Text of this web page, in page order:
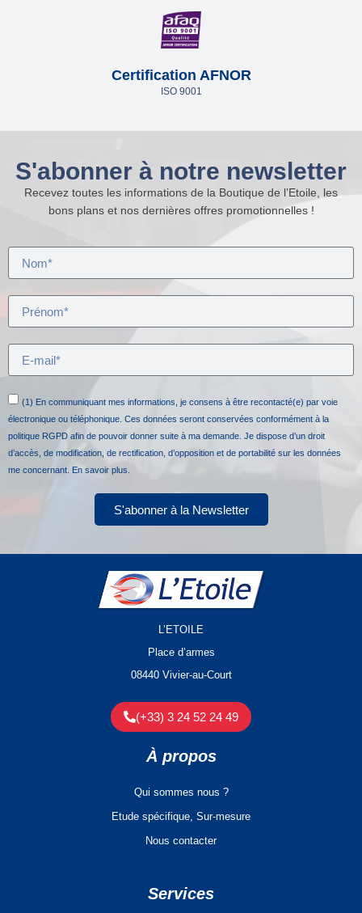
Certification AFNOR
ISO 9001
S'abonner à notre newsletter
Recevez toutes les informations de la Boutique de l’Etoile, les
bons plans et nos dernières offres promotionnelles !
(1) En communiquant mes informations, je consens à être recontacté(e) par voie
électronique ou téléphonique. Ces données seront conservées conformément à la
politique RGPD afin de pouvoir donner suite à ma demande. Je dispose d’un droit
d’accès, de modification, de rectification, d’opposition et de portabilité sur les données
me concernant.
En savoir plus.
S'abonner à la Newsletter
L’ETOILE
Place d’armes
08440 Vivier-au-Court
(+33) 3 24 52 24 49
À propos
Qui sommes nous ?
Etude spécifique, Sur-mesure
Nous contacter
Services